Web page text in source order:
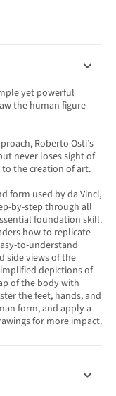
yet powerful
the human figure
Roberto Osti’s
never loses sight of
the creation of art.
form used by da Vinci,
by-step through all
foundation skill.
how to replicate
to-understand
side views of the
depictions of
of the body with
the feet, hands, and
form, and apply a
for more impact.